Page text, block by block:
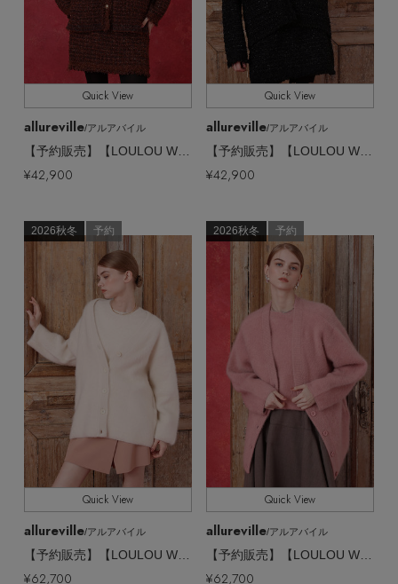
Quick View
allureville/アルアバイル
【予約販売】【LOULOU WILLOUGHBY】スイートツィードミドルジャケットカーディガン
¥42,900
Quick View
allureville/アルアバイル
【予約販売】【LOULOU WILLOUGHBY】スイートツィードミドルジャケットカーディガン
¥42,900
2026秋冬 予約
Quick View
allureville/アルアバイル
【予約販売】【LOULOU WILLOUGHBY】スフレニットカーディガン
¥62,700
2026秋冬 予約
Quick View
allureville/アルアバイル
【予約販売】【LOULOU WILLOUGHBY】スフレニットカーディガン
¥62,700